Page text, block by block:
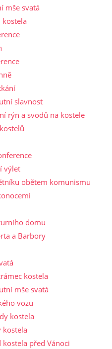
mše svatá
kostela
slavnost
rýn a svodů na kostele
výlet
obětem komunismu
domu
a Barbory
kostela
mše svatá
vozu
kostela
kostela
před Vánoci